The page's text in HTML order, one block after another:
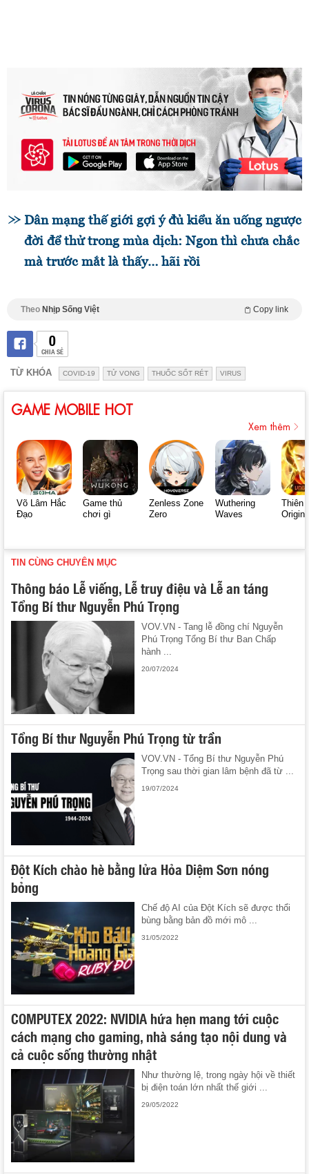
Dân mạng thế giới gợi ý đủ kiểu ăn uống ngược
đời để thử trong mùa dịch: Ngon thì chưa chắc
mà trước mắt là thấy… hãi rồi
Theo Nhịp Sống Việt Copy link
0
CHIA SẺ
TỪ KHÓA COVID-19 TỬ VONG THUỐC SỐT RÉT VIRUS
GAME MOBILE HOT
Xem thêm
Võ Lâm Hắc
Đạo
Game thủ
chơi gì
Zenless Zone
Zero
Wuthering
Waves
Thiên
Origin
TIN CÙNG CHUYÊN MỤC
Thông báo Lễ viếng, Lễ truy điệu và Lễ an táng
Tổng Bí thư Nguyễn Phú Trọng
VOV.VN - Tang lễ đồng chí Nguyễn
Phú Trọng Tổng Bí thư Ban Chấp
hành ...
20/07/2024
Tổng Bí thư Nguyễn Phú Trọng từ trần
VOV.VN - Tổng Bí thư Nguyễn Phú
Trọng sau thời gian lâm bệnh đã từ ...
19/07/2024
Đột Kích chào hè bằng lửa Hỏa Diệm Sơn nóng
bỏng
Chế độ AI của Đột Kích sẽ được thổi
bùng bằng bản đồ mới mô ...
31/05/2022
COMPUTEX 2022: NVIDIA hứa hẹn mang tới cuộc
cách mạng cho gaming, nhà sáng tạo nội dung và
cả cuộc sống thường nhật
Như thường lệ, trong ngày hội về thiết
bị điện toán lớn nhất thế giới ...
29/05/2022